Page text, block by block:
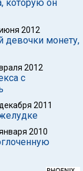
которую он
2012
девочки монету,
2012
с
2011
2010